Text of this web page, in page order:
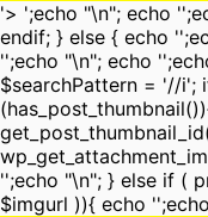
'> ';echo "\n"; echo '
endif; } else { echo '
'';echo "\n"; echo '
$searchPattern = '//i';
'';echo "\n"; } else if (
$imgurl )){ echo '